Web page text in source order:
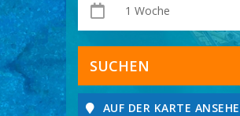
SUCHEN
AUF DER KARTE